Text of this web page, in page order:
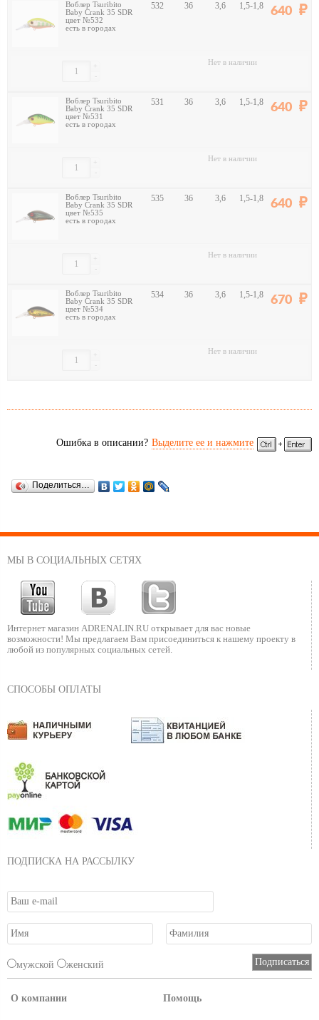
Воблер Tsuribito
Baby Crank 35 SDR
цвет №532
есть в городах
532 36 3,6 1,5-1,8 640
-
+ Нет в наличии
Воблер Tsuribito
Baby Crank 35 SDR
цвет №531
есть в городах
531 36 3,6 1,5-1,8 640
-
+ Нет в наличии
Воблер Tsuribito
Baby Crank 35 SDR
цвет №535
есть в городах
535 36 3,6 1,5-1,8 640
-
+ Нет в наличии
Воблер Tsuribito
Baby Crank 35 SDR
цвет №534
есть в городах
534 36 3,6 1,5-1,8 670
-
+ Нет в наличии
Ошибка в описании? Выделите ее и нажмите
Поделиться…
МЫ В СОЦИАЛЬНЫХ СЕТЯХ
Интернет магазин ADRENALIN.RU открывает для вас новые
возможности! Мы предлагаем Вам присоединиться к нашему проекту в
любой из популярных социальных сетей.
СПОСОБЫ ОПЛАТЫ
ПОДПИСКА НА РАССЫЛКУ
мужской женский
О компании Помощь